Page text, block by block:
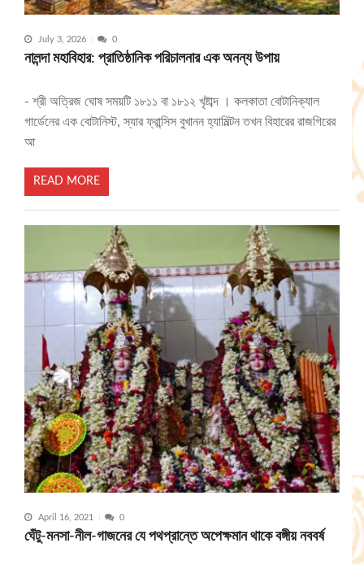
July 3, 2026 0
নালন্দা মহাবিহার: প্রাতিষ্ঠানিক পরিচালনার এক অনন্য উপায়
- শ্রী অত্রিজ ঘোষ সময়টি ১৮১১ বা ১৮১২ খৃষ্টাব্দ । কলকাতা বোটানিক্যাল
গার্ডেনের এক বোটানিস্ট, স্যার ফ্রান্সিস বুখানন হ্যামিল্টন তখন বিহারের রাজগিরের
আ
READ MORE
April 16, 2021 0
ঘেঁটু-মনসা-নীল-গাজনের যে পথপ্রান্তে অপেক্ষমান থাকে বঙ্গীয় নববর্ষ